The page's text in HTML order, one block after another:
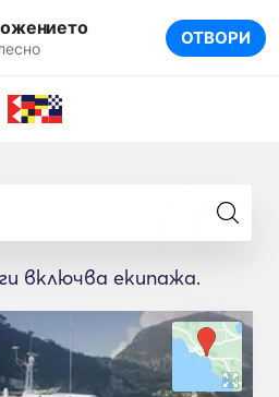
ОТВОРИ
включва екипажа.